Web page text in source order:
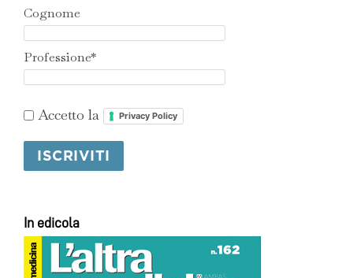
Cognome
Professione*
Accetto la Privacy Policy
In edicola